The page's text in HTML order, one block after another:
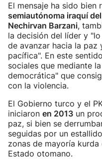
El mensaje ha sido bien
semiautónoma iraquí
Nechirvan Barzani,
la decisión del líder y
de avanzar hacia la paz
pacífica". En este
sociales que mediante
democrática" que
con la violencia.
El Gobierno turco y el
iniciaron en 2013 un
paz, si bien se
seguidas por un
zonas de mayoría
Estado otomano.